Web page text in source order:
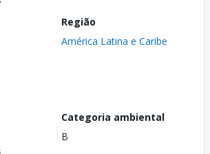
Região
América Latina e Caribe
Categoria ambiental
B